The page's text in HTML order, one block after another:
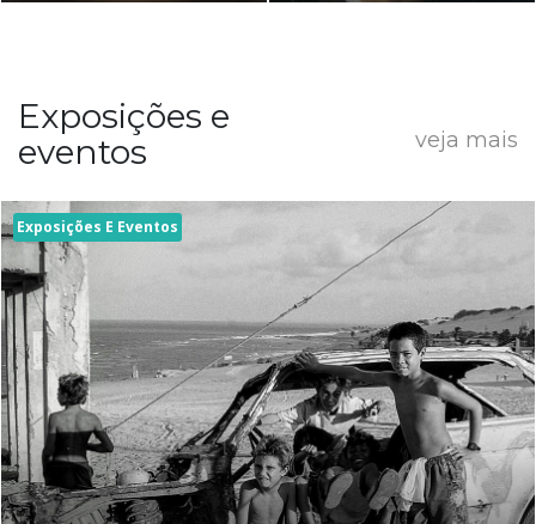
Exposições e
eventos
veja mais
Exposições E Eventos